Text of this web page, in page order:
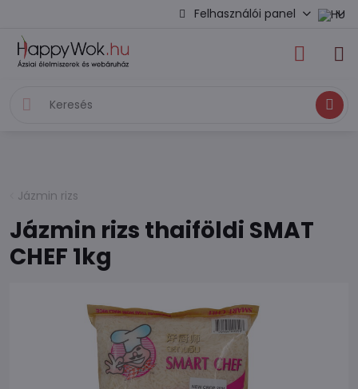
Felhasználói panel
Keresés
Jázmin rizs
Jázmin rizs thaiföldi SMAT
CHEF 1kg